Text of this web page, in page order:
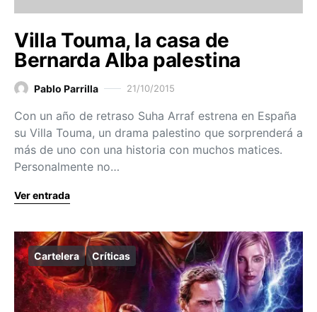
Villa Touma, la casa de
Bernarda Alba palestina
Pablo Parrilla 21/10/2015
Con un año de retraso Suha Arraf estrena en España
su Villa Touma, un drama palestino que sorprenderá a
más de uno con una historia con muchos matices.
Personalmente no…
Ver entrada
Cartelera Críticas